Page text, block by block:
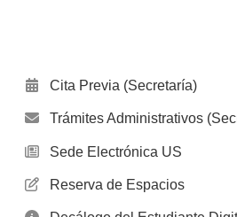
Cita Previa (Secretaría)
Trámites Administrativos
Sede Electrónica US
Reserva de Espacios